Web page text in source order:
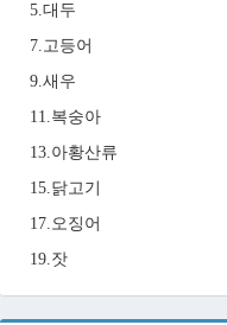
5.대두
7.고등어
9.새우
11.복숭아
13.아황산류
15.닭고기
17.오징어
19.잣